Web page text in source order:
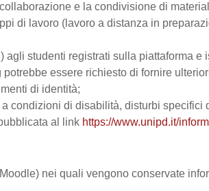
e la condivisione di
di lavoro (lavoro a distanza in
studenti registrati sulla piattaforma e
essere richiesto di fornire
di identità;
condizioni di disabilità, disturbi specifici
al link https://www.unipd.it/
nei quali vengono conservate